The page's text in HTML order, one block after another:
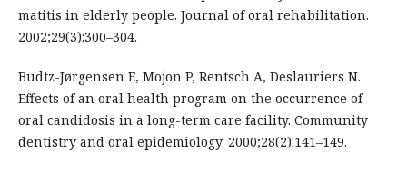
matitis in elderly people. Journal of oral rehabilitation.
2002;29(3):300–304.
Budtz-Jørgensen E, Mojon P, Rentsch A, Deslauriers N.
Effects of an oral health program on the occurrence of
oral candidosis in a long-term care facility. Community
dentistry and oral epidemiology. 2000;28(2):141–149.